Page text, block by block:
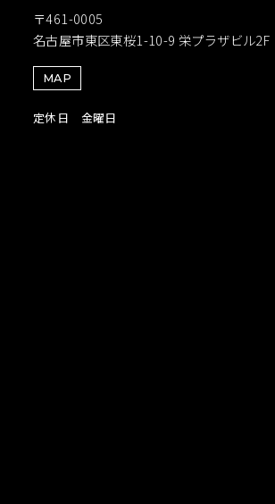
〒461-0005
名古屋市東区東桜1-10-9 栄プラザビル2F
MAP
定休日 金曜日